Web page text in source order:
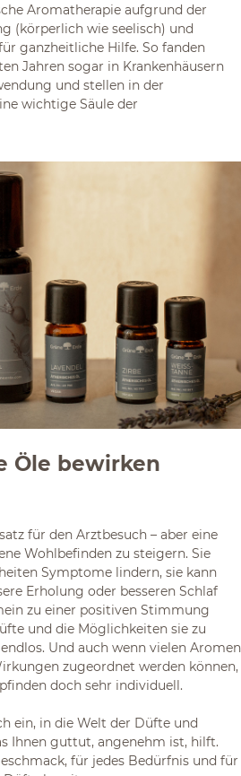
Aromatherapie aufgrund der
(körperlich wie seelisch) und
ganzheitliche Hilfe. So fanden
Jahren sogar in Krankenhäusern
und stellen in der
wichtige Säule der
Öle bewirken
für den Arztbesuch – aber eine
Wohlbefinden zu steigern. Sie
Symptome lindern, sie kann
Erholung oder besseren Schlaf
zu einer positiven Stimmung
und die Möglichkeiten sie zu
Und auch wenn vielen Aromen
zugeordnet werden können,
doch sehr individuell.
ein, in die Welt der Düfte und
Ihnen guttut, angenehm ist, hilft.
für jedes Bedürfnis und für